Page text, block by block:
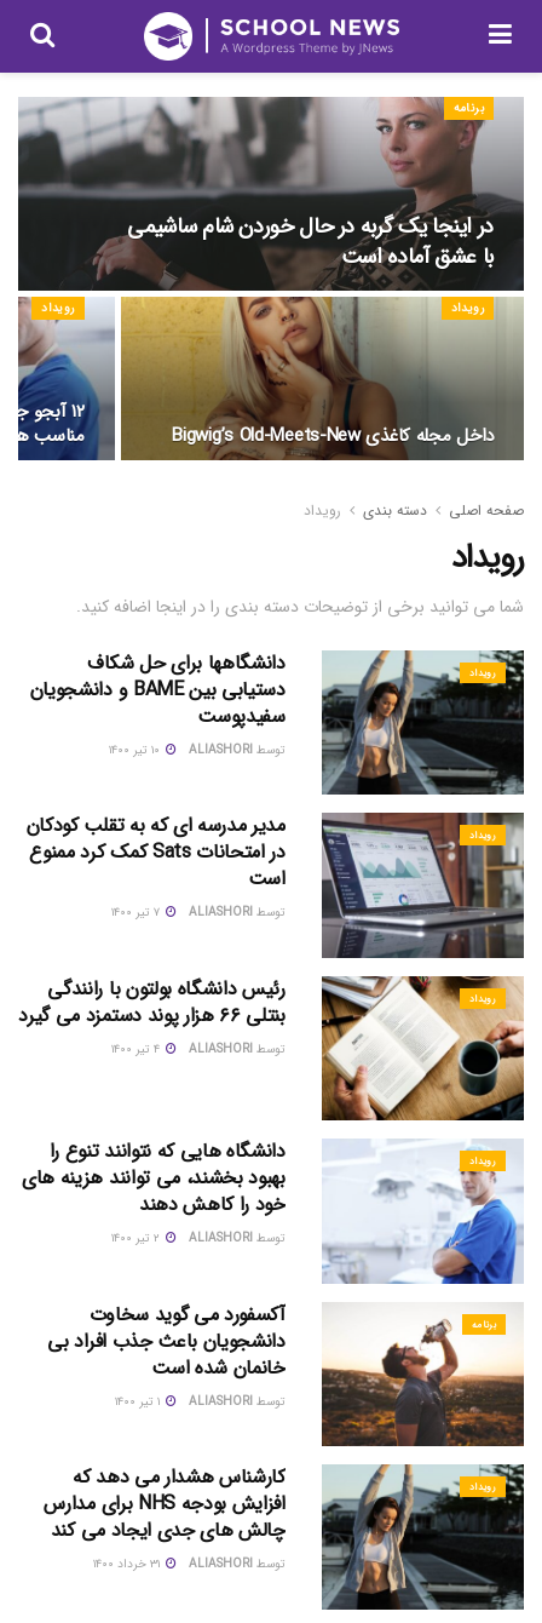
برنامه
در اینجا یک گربه در حال خوردن شام ساشیمی
با عشق آماده است
رویداد
داخل مجله کاغذی Bigwig’s Old-Meets-New
رویداد
۱۲ آبجو
مناسب
صفحه اصلی دسته بندی رویداد
رویداد
شما می توانید برخی از توضیحات دسته بندی را در اینجا اضافه کنید.
رویداد
دانشگاهها برای حل شکاف
دستیابی بین BAME و دانشجویان
سفیدپوست
توسط ALIASHORI
رویداد
مدیر مدرسه ای که به تقلب کودکان
در امتحانات Sats کمک کرد ممنوع
است
توسط ALIASHORI ۷ تیر ۱۴۰۰
رویداد
رئیس دانشگاه بولتون با رانندگی
بنتلی ۶۶ هزار پوند دستمزد می گیرد
توسط ALIASHORI ۴ تیر ۱۴۰۰
رویداد
دانشگاه هایی که نتوانند تنوع را
بهبود بخشند، می توانند هزینه های
خود را کاهش دهند
توسط ALIASHORI
برنامه
آکسفورد می گوید سخاوت
دانشجویان باعث جذب افراد بی
خانمان شده است
توسط ALIASHORI ۱ تیر ۱۴۰۰
رویداد
کارشناس هشدار می دهد که
افزایش بودجه NHS برای مدارس
چالش های جدی ایجاد می کند
توسط ALIASHORI ۳۱ خرداد ۱۴۰۰